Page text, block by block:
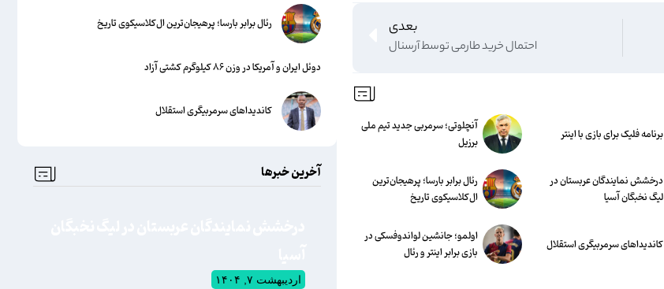
بعدی
احتمال خرید طارمی توسط آرسنال
برنامه فلیک برای بازی با اینتر
آنچلوتی؛ سرمربی جدید تیم ملی
برزیل
درخشش نمایندگان عربستان در
لیگ نخبگان آسیا
رئال برابر بارسا؛ پرهیجان‌‌ترین
ال‌کلاسیکوی تاریخ
کاندیداهای سرمربیگری استقلال
اولمو؛ جانشین لواندوفسکی در
بازی برابر اینتر و رئال
رئال برابر بارسا؛ پرهیجان‌‌ترین ال‌کلاسیکوی تاریخ
دوئل ایران و آمریکا در وزن ۸۶ کیلوگرم کشتی آزاد
کاندیداهای سرمربیگری استقلال
آخرین خبرها
اردیبهشت ۷, ۱۴۰۴